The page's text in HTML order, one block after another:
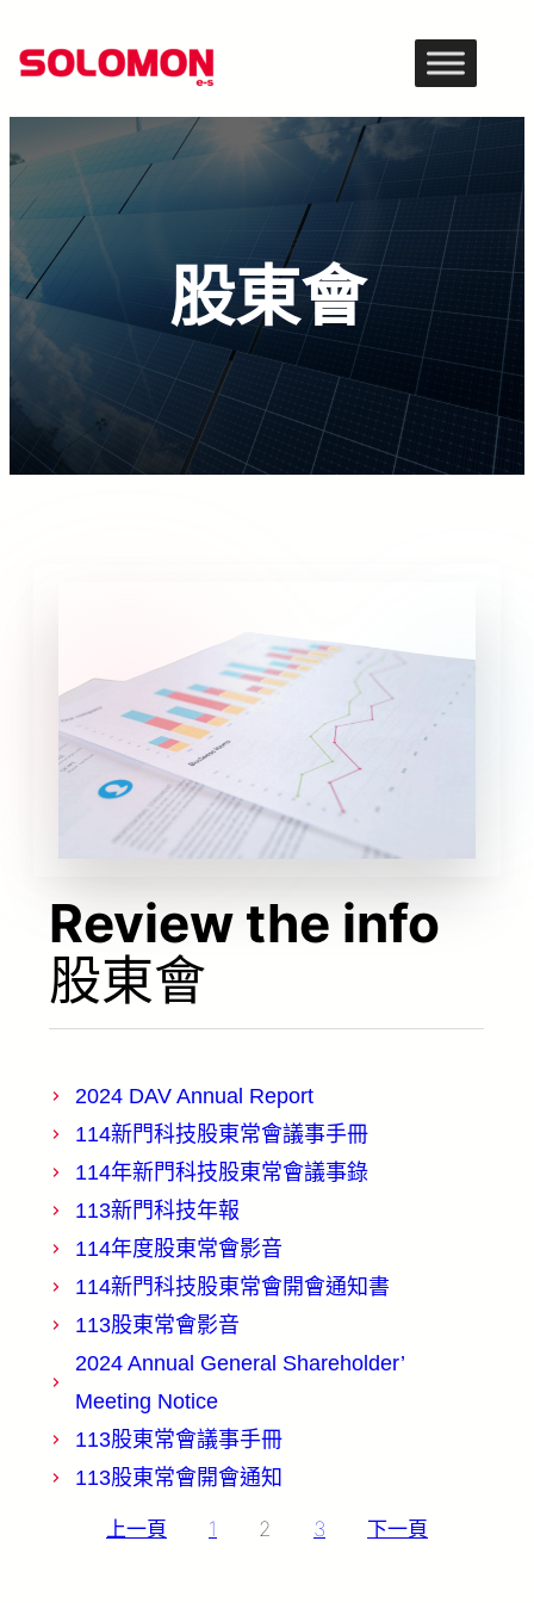
至
內
容
股東會
Review the info
股東會
2024 DAV Annual Report
114新門科技股東常會議事手冊
114年新門科技股東常會議事錄
113新門科技年報
114年度股東常會影音
114新門科技股東常會開會通知書
113股東常會影音
2024 Annual General Shareholder’
Meeting Notice
113股東常會議事手冊
113股東常會開會通知
文上一頁 1 2 3 下一頁